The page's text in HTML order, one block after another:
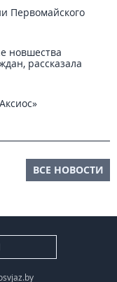
Первомайского
новшества
рассказала
ВСЕ НОВОСТИ